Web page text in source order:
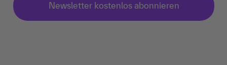
Newsletter kostenlos abonnieren